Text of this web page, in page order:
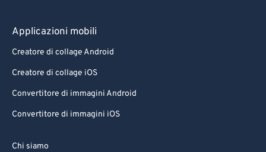
Applicazioni mobili
Creatore di collage Android
Creatore di collage iOS
Convertitore di immagini Android
Convertitore di immagini iOS
Chi siamo